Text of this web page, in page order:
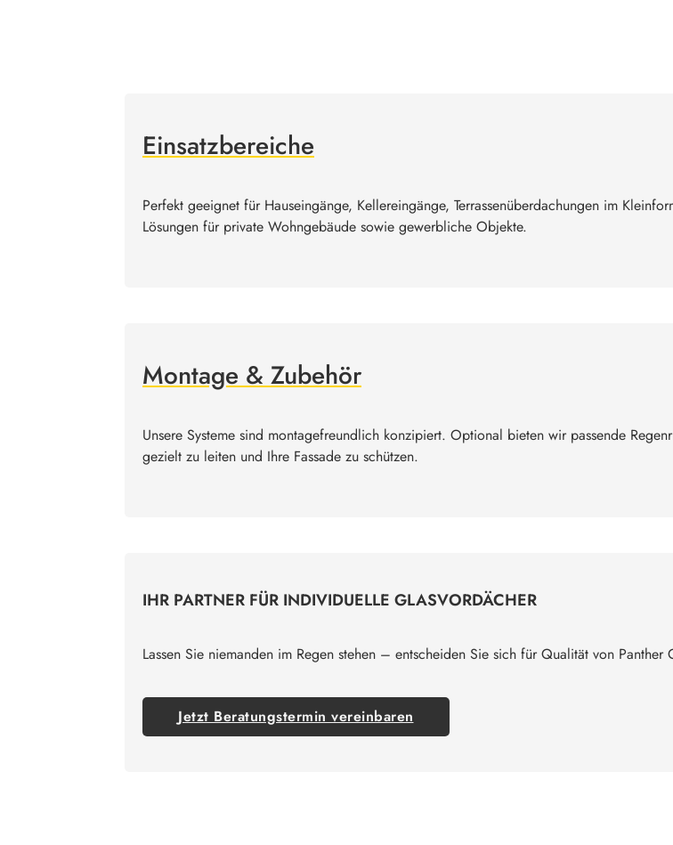
Einsatzbereiche
Perfekt geeignet für Hauseingänge, Kellereingänge, Terrassenüberdachungen im
Lösungen für private Wohngebäude sowie gewerbliche Objekte.
Montage & Zubehör
Unsere Systeme sind montagefreundlich konzipiert. Optional bieten wir passende
gezielt zu leiten und Ihre Fassade zu schützen.
IHR PARTNER FÜR INDIVIDUELLE GLASVORDÄCHER
Lassen Sie niemanden im Regen stehen – entscheiden Sie sich für Qualität von Panther
Jetzt Beratungstermin vereinbaren